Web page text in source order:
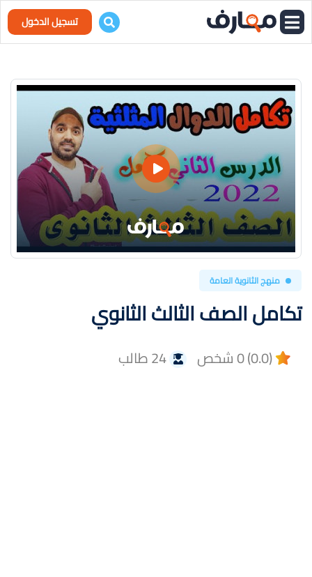
تسجيل الدخول
منهج الثانوية العامة
تكامل الصف الثالث الثانوي
(0.0) 0 شخص 24 طالب